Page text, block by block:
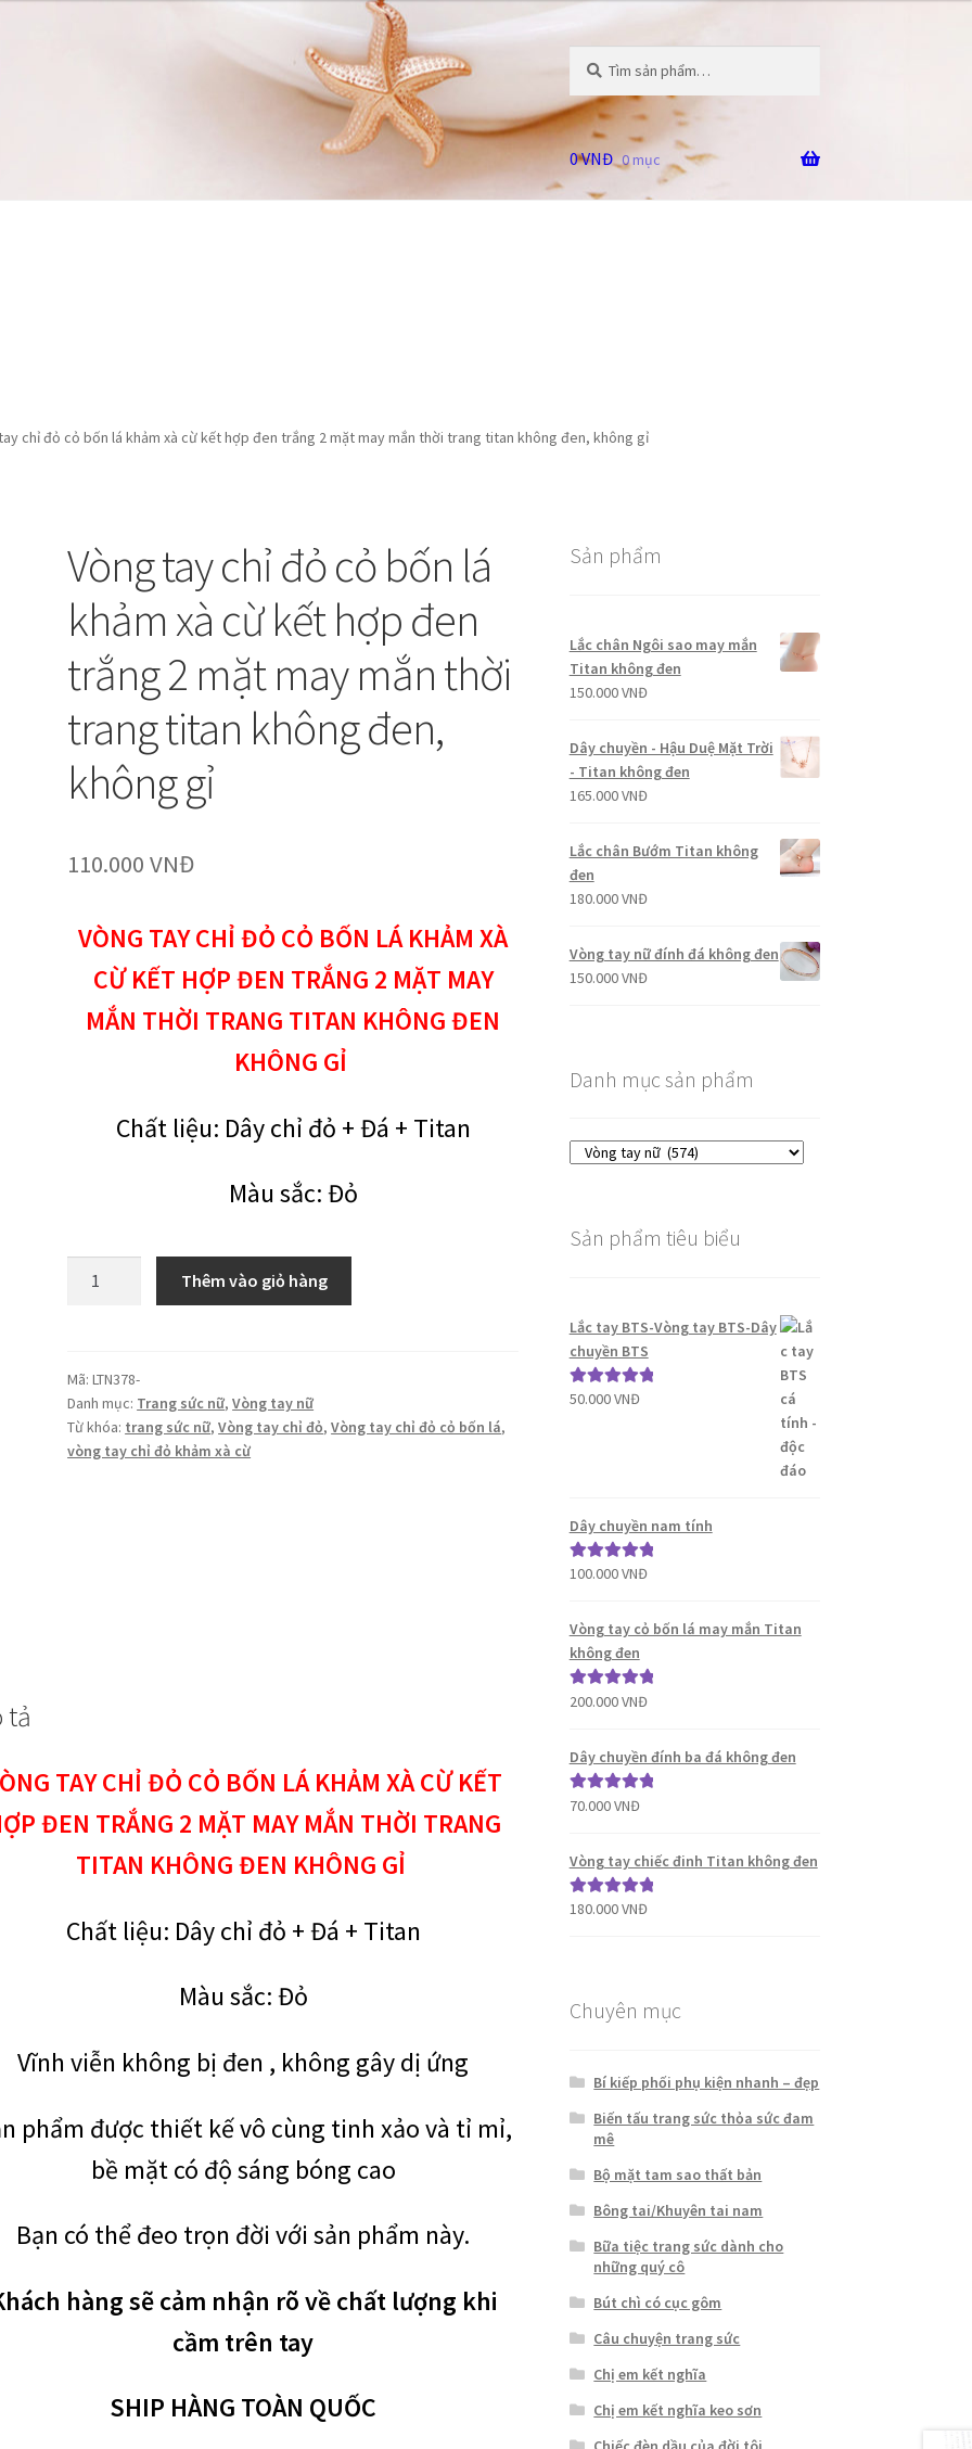
kiếm:
kiếm
0VNĐ 0 mục
chỉ đỏ cỏ bốn lá khảm xà cừ kết hợp đen trắng 2 mặt may mắn thời trang titan không đen, không gỉ
Vòng tay chỉ đỏ cỏ bốn lá
khảm xà cừ kết hợp đen
trắng 2 mặt may mắn thời
trang titan không đen,
không gỉ
110.000VNĐ
VÒNG TAY CHỈ ĐỎ CỎ BỐN LÁ KHẢM XÀ
CỪ KẾT HỢP ĐEN TRẮNG 2 MẶT MAY
MẮN THỜI TRANG TITAN KHÔNG ĐEN
KHÔNG GỈ
Chất liệu: Dây chỉ đỏ + Đá + Titan
Màu sắc: Đỏ
cỏ
bốn
lá
khảm
trang
titan
không
đen,
gỉ
số
Thêm vào giỏ hàng
Mã:LTN378-
Danh mục: Trang sức nữ,Vòng tay nữ
Từ khóa: trang sức nữ,Vòng tay chỉ đỏ,Vòng tay chỉ đỏ cỏ bốn lá,
vòng tay chỉ đỏ khảm xà cừ
tả
TAY CHỈ ĐỎ CỎ BỐN LÁ KHẢM XÀ CỪ KẾT
ĐEN TRẮNG 2 MẶT MAY MẮN THỜI TRANG
TITAN KHÔNG ĐEN KHÔNG GỈ
Chất liệu: Dây chỉ đỏ + Đá + Titan
Màu sắc: Đỏ
Vĩnh viễn không bị đen , không gây dị ứng
phẩm được thiết kế vô cùng tinh xảo và tỉ mỉ,
bề mặt có độ sáng bóng cao
Bạn có thể đeo trọn đời với sản phẩm này.
hàng sẽ cảm nhận rõ về chất lượng khi
cầm trên tay
SHIP HÀNG TOÀN QUỐC
Sản phẩm
Lắc chân Ngôi sao may mắn
Titan không đen
150.000VNĐ
Dây chuyền - Hậu Duệ Mặt Trời
- Titan không đen
165.000VNĐ
Lắc chân Bướm Titan không
đen
180.000VNĐ
Vòng tay nữ đính đá không đen
150.000VNĐ
Danh mục sản phẩm
Sản phẩm tiêu biểu
Lắc tay BTS-Vòng tay BTS-Dây
chuyền BTS
Được xếp
50.000VNĐ
Dây chuyền nam tính
Được xếp
sao
100.000VNĐ
Vòng tay cỏ bốn lá may mắn Titan
không đen
Được xếp
sao
200.000VNĐ
Dây chuyền đính ba đá không đen
Được xếp
sao
70.000VNĐ
Vòng tay chiếc đinh Titan không đen
Được xếp
180.000VNĐ
Chuyên mục
Bí kiếp phối phụ kiện nhanh – đẹp
Biến tấu trang sức thỏa sức đam
mê
Bộ mặt tam sao thất bản
Bông tai/Khuyên tai nam
Bữa tiệc trang sức dành cho
những quý cô
Bút chì có cục gôm
Câu chuyện trang sức
Chị em kết nghĩa
Chị em kết nghĩa keo sơn